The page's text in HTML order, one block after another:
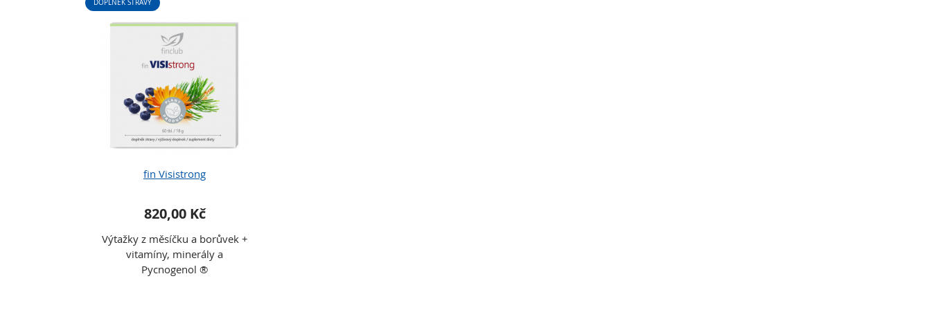
fin Visistrong
DOPLNĚK STRAVY
820,00 Kč
Výtažky z měsíčku a borůvek +
vitamíny, minerály a
Pycnogenol ®